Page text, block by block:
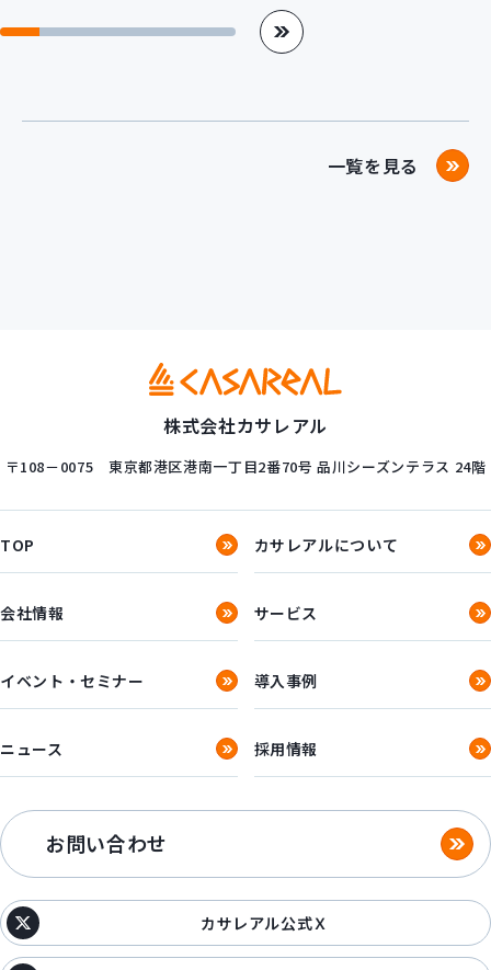
一覧を見る
株式会社カサレアル
〒108－0075 東京都港区港南一丁目2番70号 品川シーズンテラス 24階
TOP カサレアルについて
会社情報 サービス
イベント・セミナー 導入事例
ニュース 採用情報
お問い合わせ
カサレアル公式Ｘ